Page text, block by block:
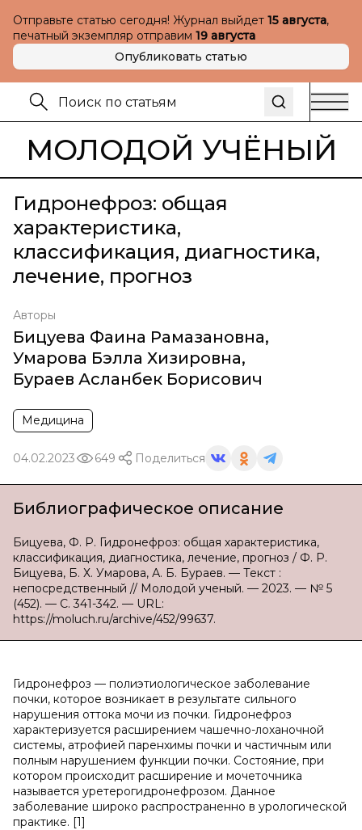
Отправьте статью сегодня! Журнал выйдет 15 августа,
печатный экземпляр отправим 19 августа
Опубликовать статью
МОЛОДОЙ УЧЁНЫЙ
Гидронефроз: общая
характеристика,
классификация, диагностика,
лечение, прогноз
Авторы
Бицуева Фаина Рамазановна,
Умарова Бэлла Хизировна,
Бураев Асланбек Борисович
Медицина
04.02.2023 649 Поделиться
Библиографическое описание
Бицуева, Ф. Р. Гидронефроз: общая характеристика,
классификация, диагностика, лечение, прогноз / Ф. Р.
Бицуева, Б. Х. Умарова, А. Б. Бураев. — Текст :
непосредственный // Молодой ученый. — 2023. — № 5
(452). — С. 341-342. — URL:
https://moluch.ru/archive/452/99637.
Гидронефроз — полиэтиологическое заболевание
почки, которое возникает в результате сильного
нарушения оттока мочи из почки. Гидронефроз
характеризуется расширением чашечно-лоханочной
системы, атрофией паренхимы почки и частичным или
полным нарушением функции почки. Состояние, при
котором происходит расширение и мочеточника
называется уретерогидронефрозом. Данное
заболевание широко распространенно в урологической
практике. [1]